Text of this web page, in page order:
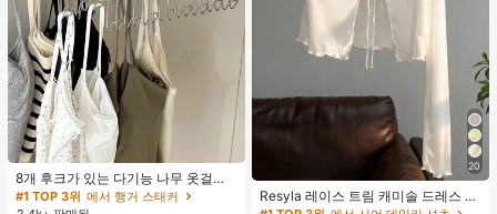
8개 후크가 있는 다기능 나무 옷걸이
360도 회전 옷장 수납 후크 랙 상의
조끼 및 의류용 공간 절약 정리대
#1 TOP 3위 에서 행거 스태커
20
Resyla 레이스 트림 캐미솔 드레스 커